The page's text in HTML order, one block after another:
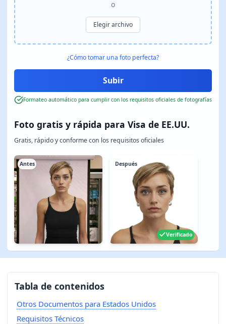
Foto gratis y rápida para Visa de EE.UU.
Gratis, rápido y conforme con los requisitos oficiales
Antes Después
Verificado
o
Elegir archivo
¿Cómo tomar una foto perfecta?
Formateo automático para cumplir con los requisitos oficiales de fotografías
Tabla de contenidos
Otros Documentos para Estados Unidos
Requisitos Técnicos